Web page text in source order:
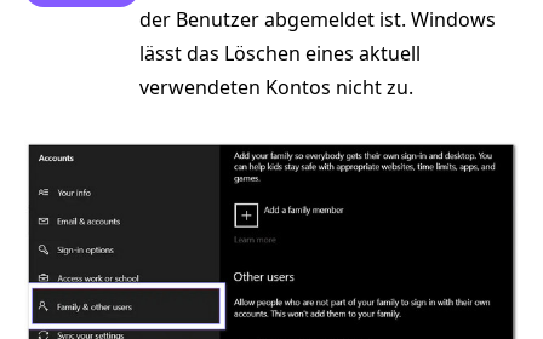
der Benutzer abgemeldet ist. Windows
lässt das Löschen eines aktuell
verwendeten Kontos nicht zu.